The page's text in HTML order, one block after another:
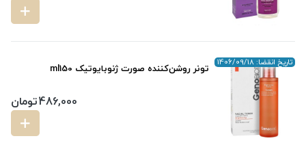
تاریخ انقضا: 1406/09/18 تونر روشن‌کننده صورت ژنوبایوتیک ml150
486,000تومان